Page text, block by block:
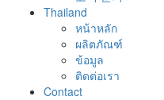
Thailand
หน้าหลัก
ผลิตภัณฑ์
ข้อมูล
ติดต่อเรา
Contact